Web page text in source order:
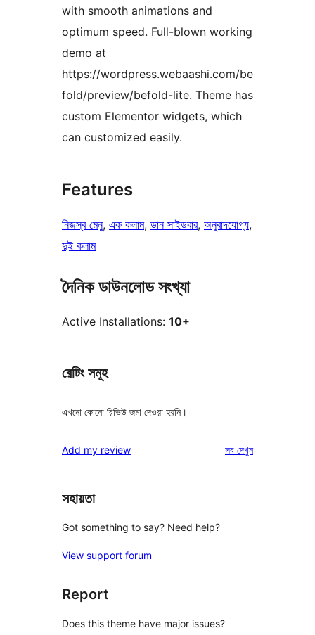
with smooth animations and
optimum speed. Full-blown working
demo at
https://wordpress.webaashi.com/be
fold/preview/befold-lite. Theme has
custom Elementor widgets, which
can customized easily.
Features
নিজস্ব মেনু, এক কলাম, ডান সাইডবার, অনুবাদযোগ্য
দুই কলাম
দৈনিক ডাউনলোড সংখ্যা
Active Installations: 10+
রেটিং সমূহ
এখনো কোনো রিভিউ জমা দেওয়া হয়নি।
Add my review সবরিভিউ
দেখুন
সহায়তা
Got something to say? Need help?
View support forum
Report
Does this theme have major issues?